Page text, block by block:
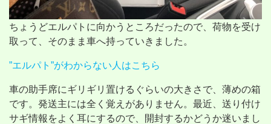
ちょうどエルパトに向かうところだったので、荷物を受け
取って、そのまま車へ持っていきました。
”エルパト”がわからない人はこちら
車の助手席にギリギリ置けるぐらいの大きさで、薄めの箱
です。発送主には全く覚えがありません。最近、送り付け
サギ情報をよく耳にするので、開封するかどうか迷いまし